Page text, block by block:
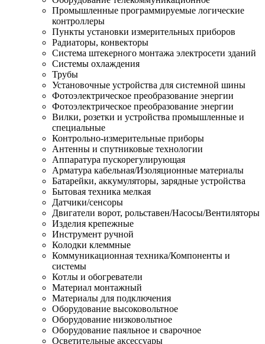
Промышленные программируемые логические
контроллеры
Пункты установки измерительных приборов
Радиаторы, конвекторы
Система штекерного монтажа электросети зданий
Системы охлаждения
Трубы
Установочные устройства для системной шины
Фотоэлектрическое преобразование энергии
Фотоэлектрическое преобразование энергии
Вилки, розетки и устройства промышленные и
специальные
Контрольно-измерительные приборы
Антенны и спутниковые технологии
Аппаратура пускорегулирующая
Арматура кабельная/Изоляционные материалы
Батарейки, аккумуляторы, зарядные устройства
Бытовая техника мелкая
Датчики/сенсоры
Двигатели ворот, рольставен/Насосы/Вентиляторы
Изделия крепежные
Инструмент ручной
Колодки клеммные
Коммуникационная техника/Компоненты и
системы
Котлы и обогреватели
Материал монтажный
Материалы для подключения
Оборудование высоковольтное
Оборудование низковольтное
Оборудование паяльное и сварочное
Осветительные аксессуары